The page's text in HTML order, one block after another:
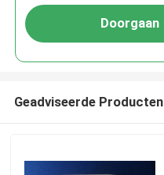
Doorgaan
Geadviseerde Producten